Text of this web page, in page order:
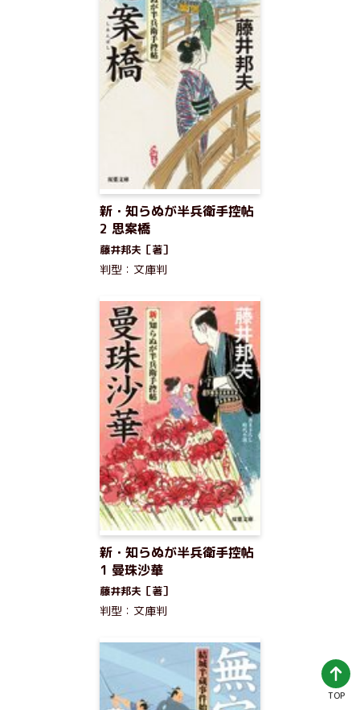
新・知らぬが半兵衛手控帖
2 思案橋
藤井邦夫［著］
判型：文庫判
新・知らぬが半兵衛手控帖
1 曼珠沙華
藤井邦夫［著］
判型：文庫判
TOP